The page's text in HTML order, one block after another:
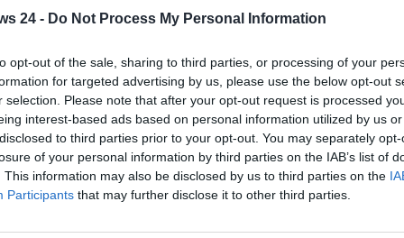
24 - Do Not Process My Personal Information
opt-out of the sale, sharing to third parties, or processing of your
for targeted advertising by us, please use the below opt-out
selection. Please note that after your opt-out request is processed
interest-based ads based on personal information utilized by us
to third parties prior to your opt-out. You may separately
of your personal information by third parties on the IAB’s list of
This information may also be disclosed by us to third parties on the
Participants that may further disclose it to other third parties.
significativa con l’introduzione diMaterial 3
l’esperienza utente nelle automobili connesse. La
sotto una superficie apparentemente immutata una
piattaforma.
modifiche visibili immediatamente dopo l’aggiornamento,
specifici. Tuttavia, chi osserva con attenzione il codice
, il nuovo linguaggio di design sviluppato da
grafica su tutti i dispositivi e sistemi operativi del
nel modo in cui l’interfaccia risponde al contesto di